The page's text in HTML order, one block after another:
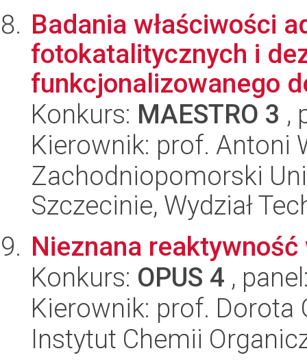
Badania właściwości
fotokatalitycznych i
funkcjonalizowanego
Konkurs: MAESTRO 3 ,
Kierownik: prof. Antoni
Zachodniopomorski
Szczecinie, Wydział
Nieznana
Konkurs: OPUS 4 ,
Kierownik: prof. Dorota
Instytut Chemii